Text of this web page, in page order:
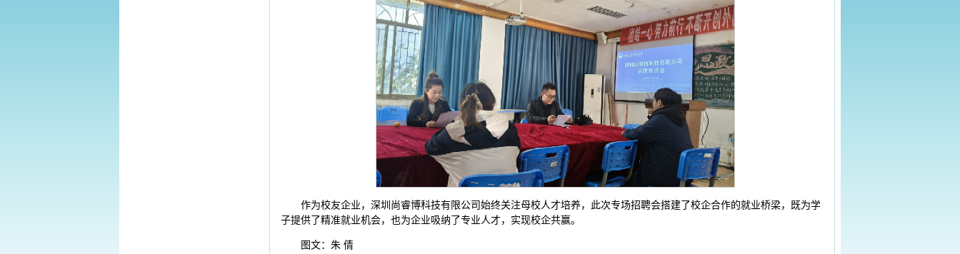
作为校友企业，深圳尚睿博科技有限公司始终关注母校人才培养，此次专场招聘会搭建了校企合作的就业桥梁，既为学
子提供了精准就业机会，也为企业吸纳了专业人才，实现校企共赢。
图文：朱 倩